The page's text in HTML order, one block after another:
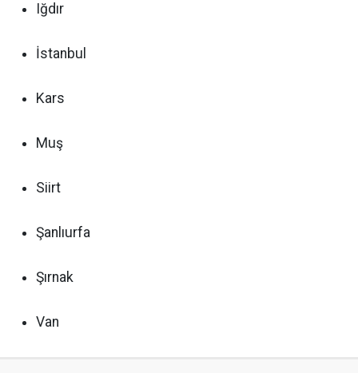
Iğdır
İstanbul
Kars
Muş
Siirt
Şanlıurfa
Şırnak
Van